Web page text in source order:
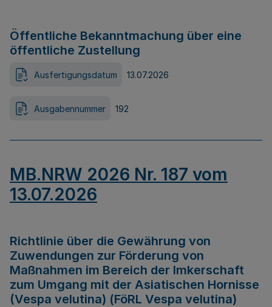
Öffentliche Bekanntmachung über eine
öffentliche Zustellung
Ausfertigungsdatum 13.07.2026
Ausgabennummer 192
MB.NRW 2026 Nr. 187 vom
13.07.2026
Richtlinie über die Gewährung von
Zuwendungen zur Förderung von
Maßnahmen im Bereich der Imkerschaft
zum Umgang mit der Asiatischen Hornisse
(Vespa velutina) (FöRL Vespa velutina)